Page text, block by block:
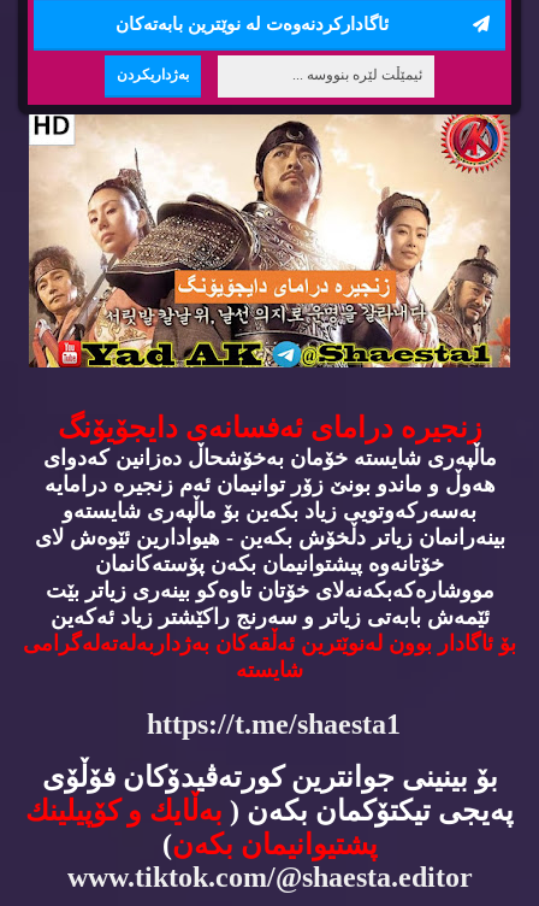
ئاگاداركردنه‌وه‌ت له‌ نوێترین بابه‌ته‌كان
زنجیره‌ درامای ئه‌فسانه‌ی دایجۆیۆنگ
ماڵپه‌ری شایسته‌ خۆمان به‌خۆشحاڵ ده‌زانین كه‌دوای
هه‌وڵ و ماندو بونێ زۆر توانیمان ئه‌م زنجیره‌ درامایه‌
به‌سه‌ركه‌وتویی زیاد بكه‌ین بۆ ماڵپه‌ری شایسته‌و
بینه‌رانمان زیاتر دڵخۆش بكه‌ین - هیوادارین ئێوه‌ش لای
خۆتانه‌وه‌ پیشتوانیمان بكه‌ن پۆسته‌كانمان
مووشاره‌كه‌بكه‌نه‌لای خۆتان تاوه‌كو بینه‌ری زیاتر بێت
ئێمه‌ش بابه‌تی زیاتر و سه‌رنج راكێشتر زیاد ئه‌كه‌ین
بۆ ئاگادار بوون له‌نوێترین ئه‌ڵقه‌كان به‌ژداربه‌له‌ته‌له‌گرامی
شایسته‌
https://t.me/shaesta1
بۆ بینینی جوانترین كورته‌ڤیدۆكان فۆڵۆی
په‌یجی تیكتۆكمان بكه‌ن ( به‌ڵایك و كۆپیلینك
پشتیوانیمان بكه‌ن)
www.tiktok.com/@shaesta.editor